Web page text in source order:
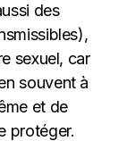
des
sexuel, car
souvent à
et de
protéger.